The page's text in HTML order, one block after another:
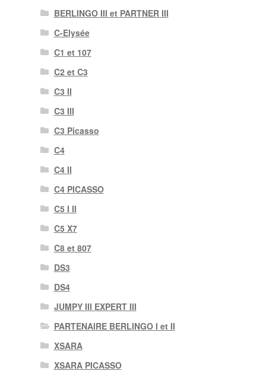
BERLINGO III et PARTNER III
C-Elysée
C1 et 107
C2 et C3
C3 II
C3 III
C3 Picasso
C4
C4 II
C4 PICASSO
C5 I II
C5 X7
C8 et 807
DS3
DS4
JUMPY III EXPERT III
PARTENAIRE BERLINGO I et II
XSARA
XSARA PICASSO